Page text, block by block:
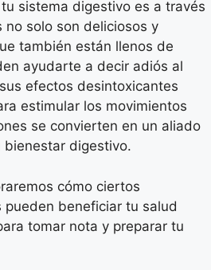
sistema digestivo es a través
no solo son deliciosos y
también están llenos de
ayudarte a decir adiós al
efectos desintoxicantes
estimular los movimientos
se convierten en un aliado
digestivo.
cómo ciertos
beneficiar tu salud
tomar nota y preparar tu